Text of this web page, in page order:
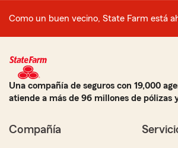
Como un buen vecino, State Farm está
Una compañía de seguros con 19,000
atiende a más de 96 millones de pólizas
Compañía